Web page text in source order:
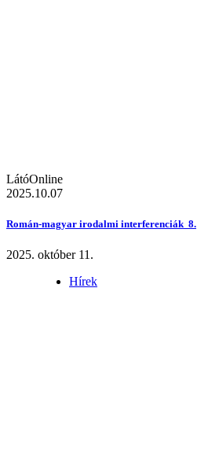
LátóOnline
2025.10.07
Román-magyar irodalmi interferenciák 8.
2025. október 11.
Hírek